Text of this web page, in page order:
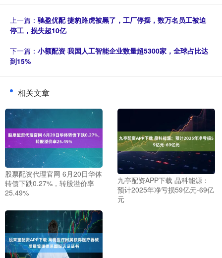
上一篇： 驰盈优配 捷豹路虎被黑了，工厂停摆，数万名员工被迫
停工，损失超10亿
下一篇： 小额配资 我国人工智能企业数量超5300家，全球占比达
到15%
相关文章
股票配资代理官网 6月20日华体
转债下跌0.27%，转股溢价率
25.49%
九亭配资APP下载 晶科能源：
预计2025年净亏损59亿元-69亿
元